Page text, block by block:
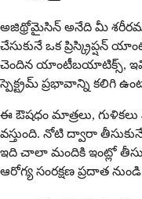
అజిథ్రోమైసిన్ అనేది మీ
చేసుకునే ఒక ప్రిస్క్రిప్షన్
చెందిన యాంటీబయాటిక్స్, ఇవి
స్పెక్ట్రమ్ ప్రభావాన్ని కలిగి
ఈ ఔషధం మాత్రలు,
వస్తుంది. నోటి ద్వారా
ఇది చాలా మందికి ఇంట్లో
ఆరోగ్య సంరక్షణ ప్రదాత